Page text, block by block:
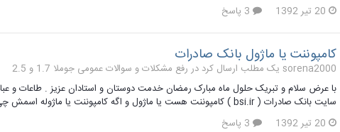
20 تیر 1392
کامپوننت یا ماژول بانک صادرات
sorena2000 یک مطلب ارسال کرد در
رفع مشکلات و سوالات عمومی جوملا 1.7 و 2.5
با عرض سلام و تبریک حلول ماه مبارک رمضان خدمت دوستان و استادان عزیز . طاعات و
سایت بانک صادرات ( bsi.ir ) کامپوننت هست یا ماژول و اگه کامپوننت یا ماژوله اسمش چی هست . ممنون از دوستان .
20 تیر 1392